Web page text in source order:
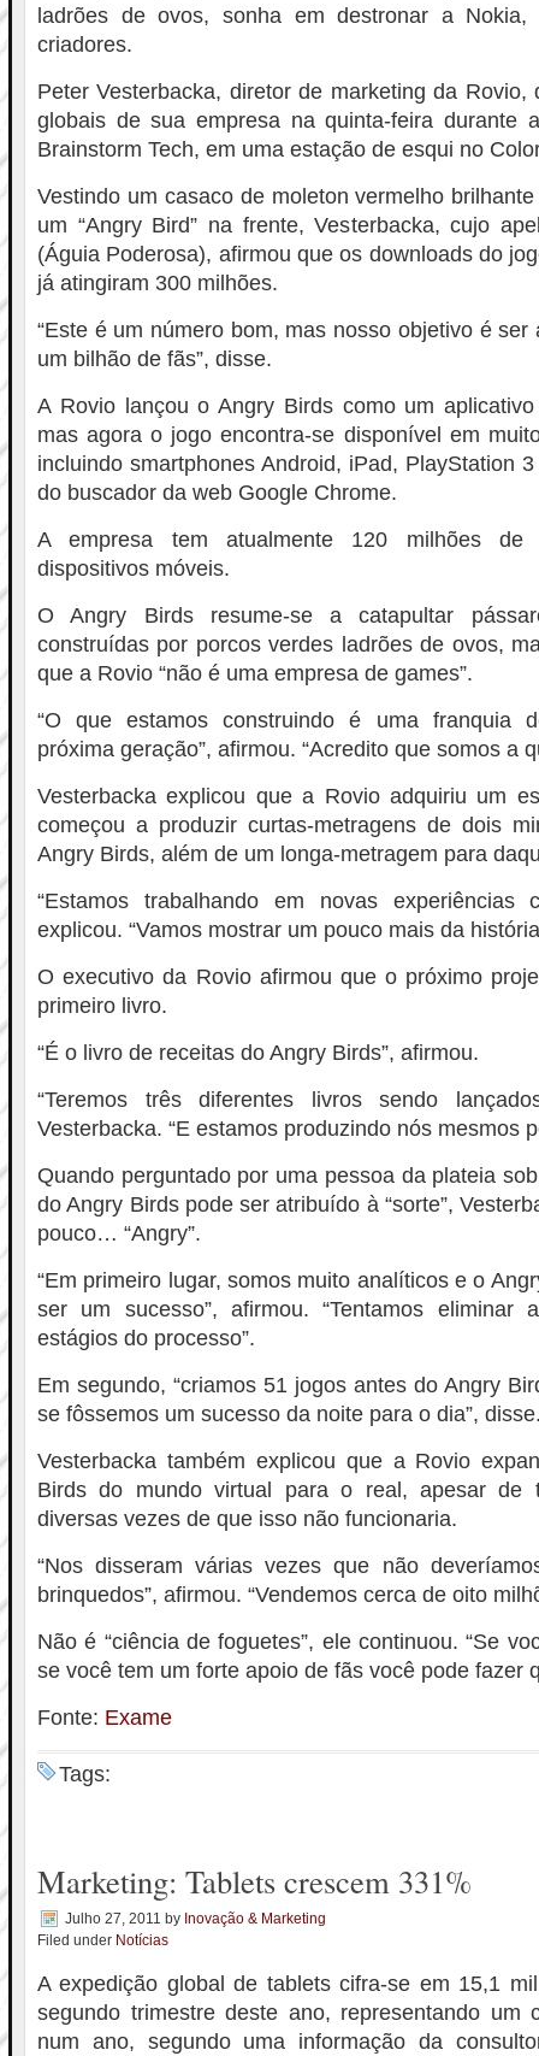
ladrões de ovos, sonha em destronar a
criadores.
Peter Vesterbacka, diretor de marketing da Rovio,
globais de sua empresa na quinta-feira durante
Brainstorm Tech, em uma estação de esqui no
Vestindo um casaco de moleton vermelho
um “Angry Bird” na frente, Vesterbacka, cujo
(Águia Poderosa), afirmou que os downloads do
já atingiram 300 milhões.
“Este é um número bom, mas nosso objetivo é
um bilhão de fãs”, disse.
A Rovio lançou o Angry Birds como um
mas agora o jogo encontra-se disponível em
incluindo smartphones Android, iPad, PlayStation
do buscador da web Google Chrome.
A empresa tem atualmente 120 milhões de
dispositivos móveis.
O Angry Birds resume-se a catapultar
construídas por porcos verdes ladrões de ovos,
que a Rovio “não é uma empresa de games”.
“O que estamos construindo é uma franquia
próxima geração”, afirmou. “Acredito que somos a
Vesterbacka explicou que a Rovio adquiriu um
começou a produzir curtas-metragens de dois
Angry Birds, além de um longa-metragem para
“Estamos trabalhando em novas experiências
explicou. “Vamos mostrar um pouco mais da
O executivo da Rovio afirmou que o próximo
primeiro livro.
“É o livro de receitas do Angry Birds”, afirmou.
“Teremos três diferentes livros sendo
Vesterbacka. “E estamos produzindo nós mesmos
Quando perguntado por uma pessoa da plateia
do Angry Birds pode ser atribuído à “sorte”,
pouco… “Angry”.
“Em primeiro lugar, somos muito analíticos e o
ser um sucesso”, afirmou. “Tentamos
estágios do processo”.
Em segundo, “criamos 51 jogos antes do Angry
se fôssemos um sucesso da noite para o dia”,
Vesterbacka também explicou que a Rovio
Birds do mundo virtual para o real, apesar de
diversas vezes de que isso não funcionaria.
“Nos disseram várias vezes que não
brinquedos”, afirmou. “Vendemos cerca de oito
Não é “ciência de foguetes”, ele continuou. “Se
se você tem um forte apoio de fãs você pode fazer
Fonte: Exame
Tags:
Marketing: Tablets crescem 331%
Julho 27, 2011 by Inovação & Marketing
Filed under Notícias
A expedição global de tablets cifra-se em 15,1
segundo trimestre deste ano, representando um
num ano, segundo uma informação da